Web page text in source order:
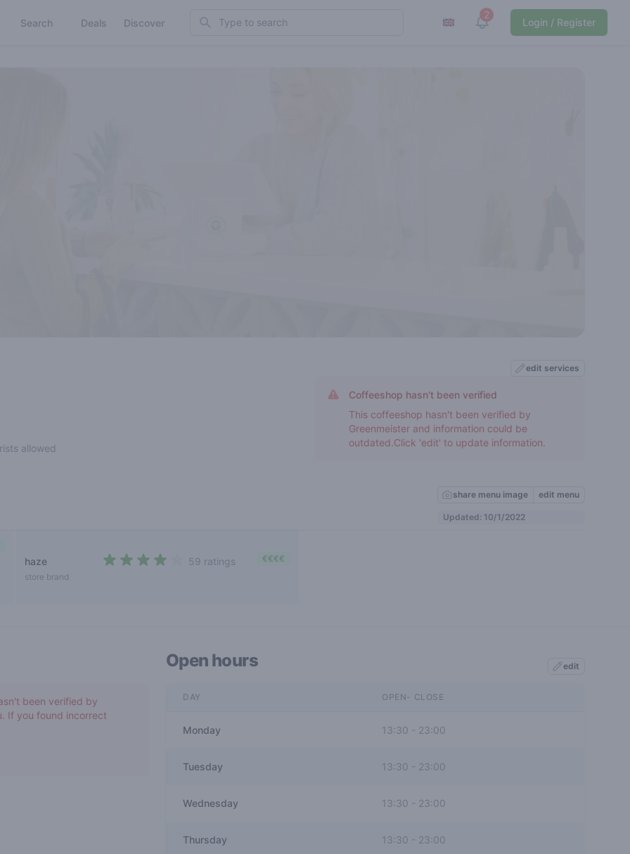
Search Deals Discover Search 2
View notifications
Login / Register
allowed
edit services
Coffeeshop hasn't been verified
This coffeeshop hasn't been verified by
Greenmeister and information could be
outdated.Click 'edit' to update information.
share menu image edit menu
Updated: 10/1/2022
haze
store brand
59 ratings €€€€
been verified by
If you found incorrect
Open hours edit
DAY OPEN- CLOSE
Monday 13:30 - 23:00
Tuesday 13:30 23:00
Wednesday 13:30 - 23:00
Thursday 13:30 23:00